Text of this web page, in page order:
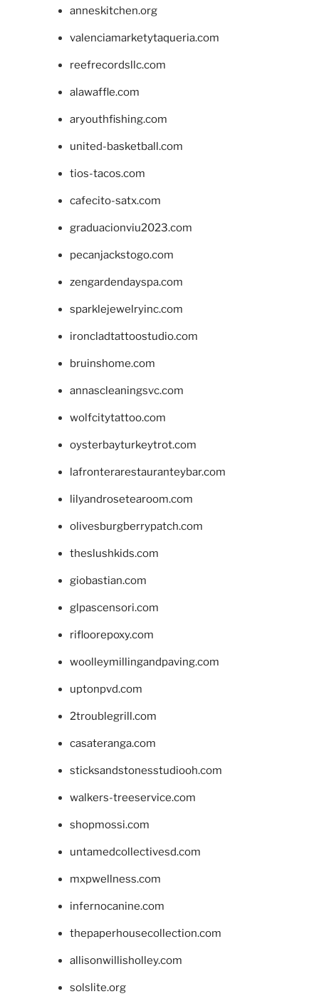
anneskitchen.org
valenciamarketytaqueria.com
reefrecordsllc.com
alawaffle.com
aryouthfishing.com
united-basketball.com
tios-tacos.com
cafecito-satx.com
graduacionviu2023.com
pecanjackstogo.com
zengardendayspa.com
sparklejewelryinc.com
ironcladtattoostudio.com
bruinshome.com
annascleaningsvc.com
wolfcitytattoo.com
oysterbayturkeytrot.com
lafronterarestauranteybar.com
lilyandrosetearoom.com
olivesburgberrypatch.com
theslushkids.com
giobastian.com
glpascensori.com
rifloorepoxy.com
woolleymillingandpaving.com
uptonpvd.com
2troublegrill.com
casateranga.com
sticksandstonesstudiooh.com
walkers-treeservice.com
shopmossi.com
untamedcollectivesd.com
mxpwellness.com
infernocanine.com
thepaperhousecollection.com
allisonwillisholley.com
solslite.org